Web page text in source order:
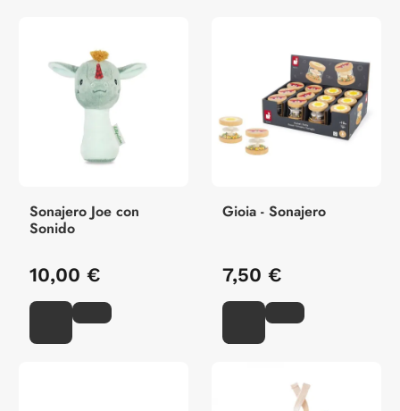
Sonajero Joe con
Sonido
10,00 €
Gioia - Sonajero
7,50 €